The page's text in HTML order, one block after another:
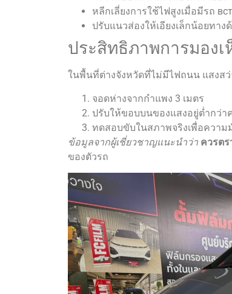
หลีกเลี่ยงการใช้ไฟสูงเมื่อมีรถ
ปรับแนวส่องให้เอียงเล็กน้อยทา
ประสิทธิภาพการมอง
ในพื้นที่ต่างจังหวัดที่ไม่มีไฟถนน แสงสว่
จอดห่างจากกำแพง 3 เมตร
ปรับให้ขอบบนของแสงอยู่ต่ำกว่า
ทดสอบขับในสภาพจริงเพื่อความ
ข้อมูลจากผู้เชี่ยวชาญแนะนำว่า ควรตร
ของตัวรถ